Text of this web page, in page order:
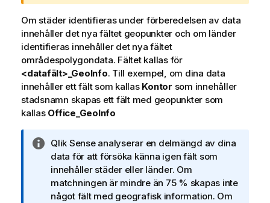
n
i
n
g
o
m
v
a
r
n
g
Om städer identifieras under förberedelsen av data
innehåller det nya fältet geopunkter och om länder
identifieras innehåller det nya fältet
områdespolygondata. Fältet kallas för
<datafält>_GeoInfo. Till exempel, om dina data
innehåller ett fält som kallas Kontor som innehåller
stadsnamn skapas ett fält med geopunkter som
kallas Office_GeoInfo
A
n
t
e
c
Qlik Senseanalyserar en delmängd av dina
data för att försöka känna igen fält som
innehåller städer eller länder. Om
matchningen är mindre än 75 % skapas inte
något fält med geografisk information. Om